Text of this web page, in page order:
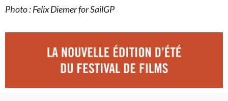
Photo : Felix Diemer for SailGP